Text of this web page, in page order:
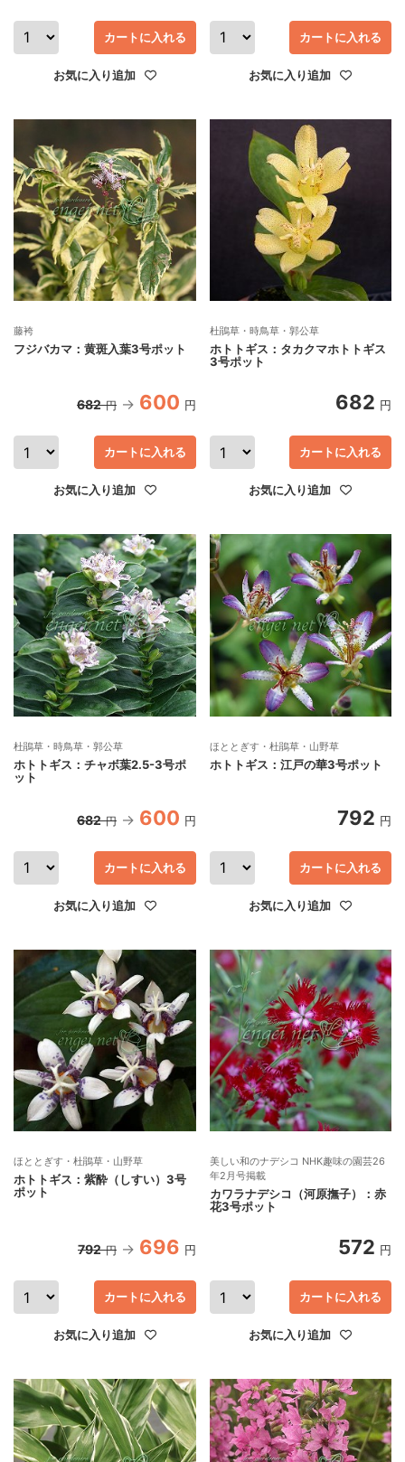
カートに入れる
お気に入り追加
カートに入れる
お気に入り追加
藤袴
フジバカマ：黄斑入葉3号ポット
682 円 600 円
カートに入れる
お気に入り追加
杜鵑草・時鳥草・郭公草
ホトトギス：タカクマホトトギス
3号ポット
682 円
カートに入れる
お気に入り追加
杜鵑草・時鳥草・郭公草
ホトトギス：チャボ葉2.5-3号ポ
ット
682 円 600 円
カートに入れる
お気に入り追加
ほととぎす・杜鵑草・山野草
ホトトギス：江戸の華3号ポット
792 円
カートに入れる
お気に入り追加
ほととぎす・杜鵑草・山野草
ホトトギス：紫酔（しすい）3号
ポット
792 円 696 円
カートに入れる
お気に入り追加
美しい和のナデシコ NHK趣味の園芸26
年2月号掲載
カワラナデシコ（河原撫子）：赤
花3号ポット
572 円
カートに入れる
お気に入り追加